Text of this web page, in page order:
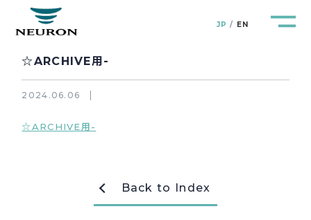
JP EN
管路防災研究所
☆ARCHIVE用-
2024.06.06
☆ARCHIVE用-
Back to Index